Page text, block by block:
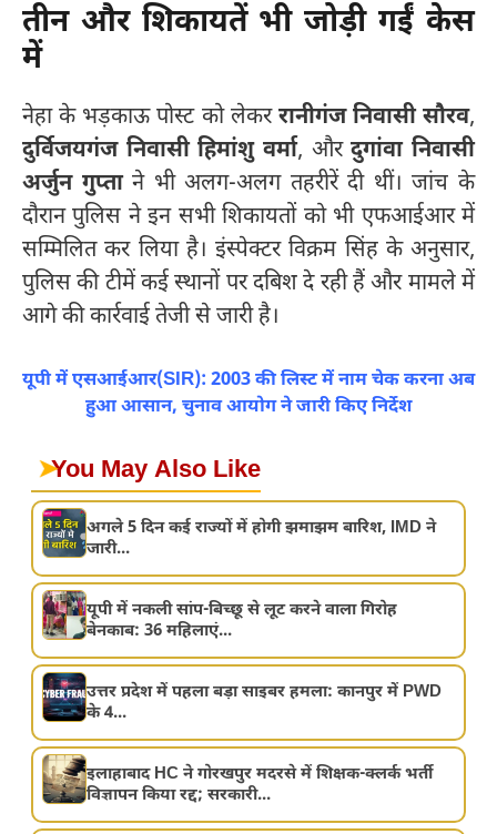
तीन और शिकायतें भी जोड़ी गईं केस
में
नेहा के भड़काऊ पोस्ट को लेकररानीगंज निवासी सौरव,
दुर्विजयगंज निवासी हिमांशु वर्मा, औरदुगांवा निवासी
अर्जुन गुप्ताने भी अलग-अलग तहरीरें दी थीं। जांच के
दौरान पुलिस ने इन सभी शिकायतों को भी एफआईआर में
सम्मिलित कर लिया है। इंस्पेक्टर विक्रम सिंह के अनुसार,
पुलिस की टीमें कई स्थानों पर दबिश दे रही हैं और मामले में
आगे की कार्रवाई तेजी से जारी है।
यूपी में एसआईआर(SIR): 2003 की लिस्ट में नाम चेक करना अब
हुआ आसान, चुनाव आयोग ने जारी किए निर्देश
➤You May Also Like
अगले 5 दिन कई राज्यों में होगी झमाझम बारिश, IMD ने
जारी...
यूपी में नकली सांप-बिच्छू से लूट करने वाला गिरोह
बेनकाब: 36 महिलाएं...
उत्तर प्रदेश में पहला बड़ा साइबर हमला: कानपुर में PWD
के 4...
इलाहाबाद HC ने गोरखपुर मदरसे में शिक्षक-क्लर्क भर्ती
विज्ञापन किया रद्द; सरकारी...